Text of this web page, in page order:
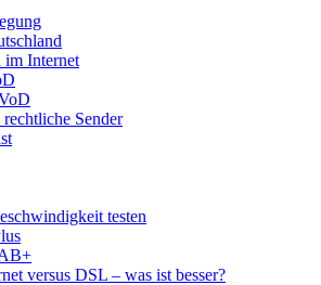
im Internet
Sender
testen
versus DSL – was ist besser?